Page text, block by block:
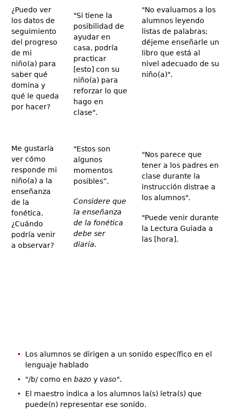
¿Puedo ver
los datos de
seguimiento
del progreso
de mi
niño(a) para
saber qué
domina y
qué le queda
por hacer?
"Si tiene la
posibilidad de
ayudar en
casa, podría
practicar
[esto] con su
niño(a) para
reforzar lo que
hago en
clase".
"No evaluamos a los
alumnos leyendo
listas de palabras;
déjeme enseñarle un
libro que está al
nivel adecuado de su
niño(a)".
Me gustaría
ver cómo
responde mi
niño(a) a la
enseñanza
de la
fonética.
¿Cuándo
podría venir
a observar?
"Estos son
algunos
momentos
posibles”.
Considere que
la enseñanza
de la fonética
debe ser
diaria.
"Nos parece que
tener a los padres en
clase durante la
instrucción distrae a
los alumnos".
"Puede venir durante
la Lectura Guiada a
las [hora].
Los alumnos se dirigen a un sonido específico en el
lenguaje hablado
"/b/ como en bazo y vaso".
El maestro indica a los alumnos la(s) letra(s) que
puede(n) representar ese sonido.